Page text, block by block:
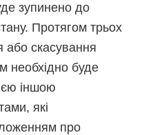
зупинено до
Протягом трьох
або скасування
необхідно буде
іншою
які
про